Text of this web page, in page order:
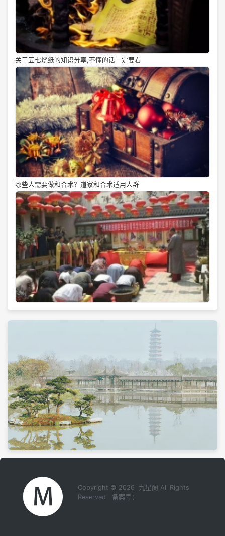
关于五七烧纸的知识分享,不懂的话一定要看
哪些人需要做和合术？道家和合术适用人群
Copyright © 2026 九星阁 All Rights
Reserved 备案号：